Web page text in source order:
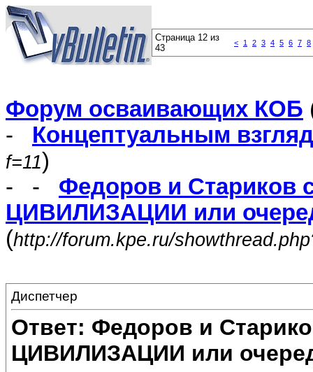
Страница 12 из
43
< 1 2 3 4 5 6 7 8
Форум осваивающих КОБ
- Концептуальным
f=11)
- - Федоров и Стариков
ЦИВИЛИЗАЦИИ или
(http://forum.kpe.ru/
Диспетчер
Ответ: Федоров и
ЦИВИЛИЗАЦИИ или